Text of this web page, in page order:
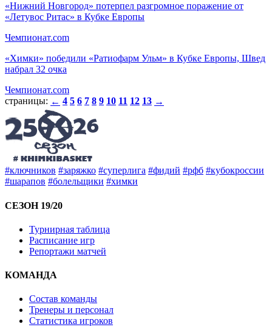
«Нижний Новгород» потерпел разгромное поражение от
«Летувос Ритас» в Кубке Европы
Чемпионат.com
«Химки» победили «Ратиофарм Ульм» в Кубке Европы, Швед
набрал 32 очка
Чемпионат.com
страницы: ← 4 5 6 7 8 9 10 11 12 13 →
#ключников #заряжко #суперлига #фидий #рфб #кубокроссии
#шарапов #болельщики #химки
СЕЗОН 19/20
Турнирная таблица
Расписание игр
Репортажи матчей
КОМАНДА
Состав команды
Тренеры и персонал
Статистика игроков